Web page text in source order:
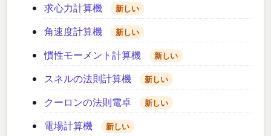
求心力計算機 新しい
角速度計算機 新しい
慣性モーメント計算機 新しい
スネルの法則計算機 新しい
クーロンの法則電卓 新しい
電場計算機 新しい